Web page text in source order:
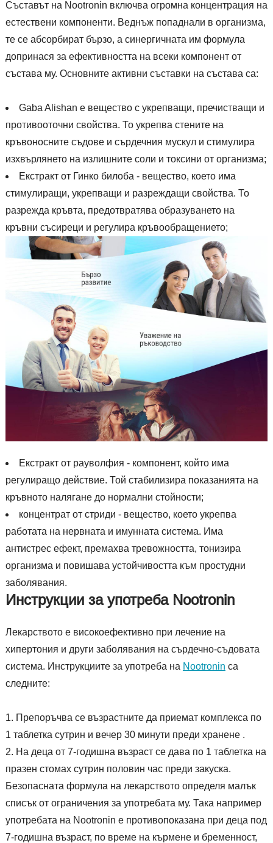
Съставът на Nootronin включва огромна концентрация на
естествени компоненти. Веднъж попаднали в организма,
те се абсорбират бързо, а синергичната им формула
допринася за ефективността на всеки компонент от
състава му. Основните активни съставки на състава са:
Gaba Alishan е вещество с укрепващи, пречистващи и
противооточни свойства. То укрепва стените на
кръвоносните съдове и сърдечния мускул и стимулира
изхвърлянето на излишните соли и токсини от организма;
Екстракт от Гинко билоба - вещество, което има
стимулиращи, укрепващи и разреждащи свойства. То
разрежда кръвта, предотвратява образуването на
кръвни съсиреци и регулира кръвообращението;
Екстракт от рауволфия - компонент, който има
регулиращо действие. Той стабилизира показанията на
кръвното налягане до нормални стойности;
концентрат от стриди - вещество, което укрепва
работата на нервната и имунната система. Има
антистрес ефект, премахва тревожността, тонизира
организма и повишава устойчивостта към простудни
заболявания.
Инструкции за употреба Nootronin
Лекарството е високоефективно при лечение на
хипертония и други заболявания на сърдечно-съдовата
система. Инструкциите за употреба на Nootronin са
следните:
Препоръчва се възрастните да приемат комплекса по
1 таблетка сутрин и вечер 30 минути преди хранене .
На деца от 7-годишна възраст се дава по 1 таблетка на
празен стомах сутрин половин час преди закуска.
Безопасната формула на лекарството определя малък
списък от ограничения за употребата му. Така например
употребата на Nootronin е противопоказана при деца под
7-годишна възраст, по време на кърмене и бременност,